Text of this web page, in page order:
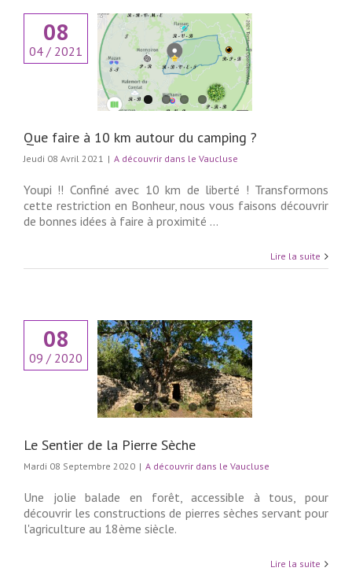
08
04 / 2021
10 km autour du
Que faire à 10 km autour du camping ?
Jeudi 08 Avril 2021 | A découvrir dans le Vaucluse
Youpi !! Confiné avec 10 km de liberté ! Transformons
cette restriction en Bonheur, nous vous faisons découvrir
de bonnes idées à faire à proximité ...
Lire la suite
08
09 / 2020
de la Pierre Sèche
Le Sentier de la Pierre Sèche
Mardi 08 Septembre 2020 | A découvrir dans le Vaucluse
Une jolie balade en forêt, accessible à tous, pour
découvrir les constructions de pierres sèches servant pour
l'agriculture au 18ème siècle.
Lire la suite